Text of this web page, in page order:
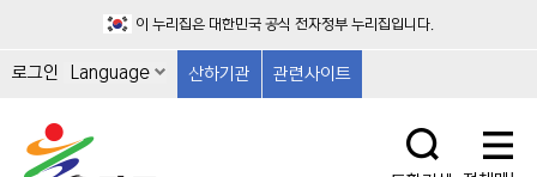
이 누리집은 대한민국 공식 전자정부 누리집입니다.
로그인 Language 산하기관 관련사이트